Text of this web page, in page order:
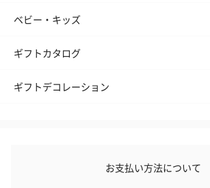
ベビー・キッズ
ギフトカタログ
ギフトデコレーション
お支払い方法について